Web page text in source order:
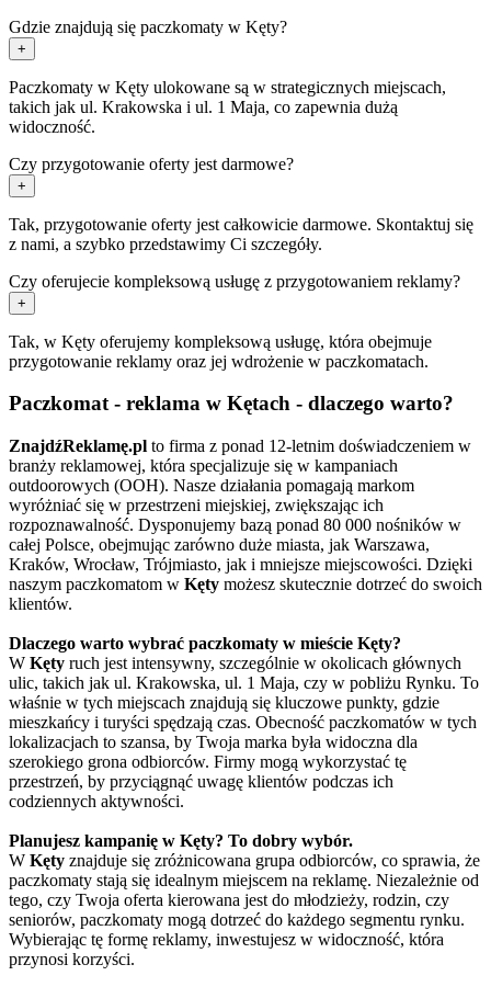
Gdzie znajdują się paczkomaty w Kęty?
+
Paczkomaty w Kęty ulokowane są w strategicznych miejscach,
takich jak ul. Krakowska i ul. 1 Maja, co zapewnia dużą
widoczność.
Czy przygotowanie oferty jest darmowe?
+
Tak, przygotowanie oferty jest całkowicie darmowe. Skontaktuj się
z nami, a szybko przedstawimy Ci szczegóły.
Czy oferujecie kompleksową usługę z przygotowaniem reklamy?
+
Tak, w Kęty oferujemy kompleksową usługę, która obejmuje
przygotowanie reklamy oraz jej wdrożenie w paczkomatach.
Paczkomat - reklama w Kętach - dlaczego warto?
ZnajdźReklamę.pl to firma z ponad 12-letnim doświadczeniem w
branży reklamowej, która specjalizuje się w kampaniach
outdoorowych (OOH). Nasze działania pomagają markom
wyróżniać się w przestrzeni miejskiej, zwiększając ich
rozpoznawalność. Dysponujemy bazą ponad 80 000 nośników w
całej Polsce, obejmując zarówno duże miasta, jak Warszawa,
Kraków, Wrocław, Trójmiasto, jak i mniejsze miejscowości. Dzięki
naszym paczkomatom w Kęty możesz skutecznie dotrzeć do swoich
klientów.
Dlaczego warto wybrać paczkomaty w mieście Kęty?
W Kęty ruch jest intensywny, szczególnie w okolicach głównych
ulic, takich jak ul. Krakowska, ul. 1 Maja, czy w pobliżu Rynku. To
właśnie w tych miejscach znajdują się kluczowe punkty, gdzie
mieszkańcy i turyści spędzają czas. Obecność paczkomatów w tych
lokalizacjach to szansa, by Twoja marka była widoczna dla
szerokiego grona odbiorców. Firmy mogą wykorzystać tę
przestrzeń, by przyciągnąć uwagę klientów podczas ich
codziennych aktywności.
Planujesz kampanię w Kęty? To dobry wybór.
W Kęty znajduje się zróżnicowana grupa odbiorców, co sprawia, że
paczkomaty stają się idealnym miejscem na reklamę. Niezależnie od
tego, czy Twoja oferta kierowana jest do młodzieży, rodzin, czy
seniorów, paczkomaty mogą dotrzeć do każdego segmentu rynku.
Wybierając tę formę reklamy, inwestujesz w widoczność, która
przynosi korzyści.